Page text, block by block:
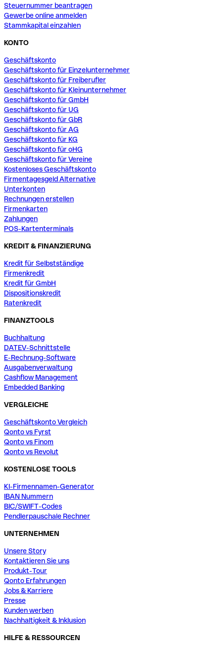
Steuernummer beantragen
Gewerbe online anmelden
Stammkapital einzahlen
KONTO
Geschäftskonto
Geschäftskonto für Einzelunternehmer
Geschäftskonto für Freiberufler
Geschäftskonto für Kleinunternehmer
Geschäftskonto für GmbH
Geschäftskonto für UG
Geschäftskonto für GbR
Geschäftskonto für AG
Geschäftskonto für KG
Geschäftskonto für oHG
Geschäftskonto für Vereine
Kostenloses Geschäftskonto
Firmentagesgeld Alternative
Unterkonten
Rechnungen erstellen
Firmenkarten
Zahlungen
POS-Kartenterminals
KREDIT & FINANZIERUNG
Kredit für Selbstständige
Firmenkredit
Kredit für GmbH
Dispositionskredit
Ratenkredit
FINANZTOOLS
Buchhaltung
DATEV-Schnittstelle
E-Rechnung-Software
Ausgabenverwaltung
Cashflow Management
Embedded Banking
VERGLEICHE
Geschäftskonto Vergleich
Qonto vs Fyrst
Qonto vs Finom
Qonto vs Revolut
KOSTENLOSE TOOLS
KI-Firmennamen-Generator
IBAN Nummern
BIC/SWIFT-Codes
Pendlerpauschale Rechner
UNTERNEHMEN
Unsere Story
Kontaktieren Sie uns
Produkt-Tour
Qonto Erfahrungen
Jobs & Karriere
Presse
Kunden werben
Nachhaltigkeit & Inklusion
HILFE & RESSOURCEN